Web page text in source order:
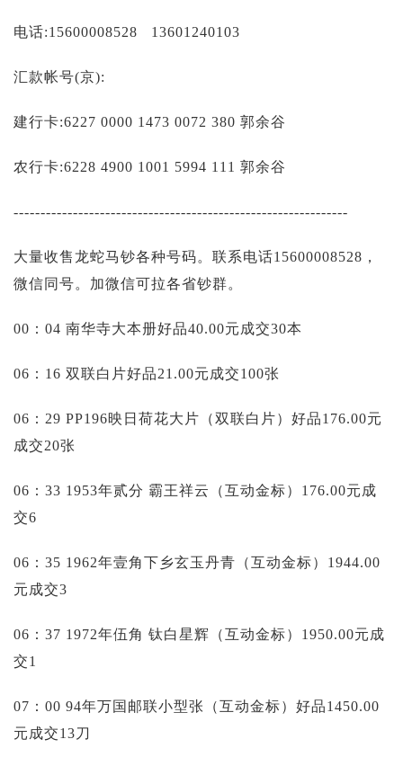
电话:15600008528 13601240103
汇款帐号(京):
建行卡:6227 0000 1473 0072 380 郭余谷
农行卡:6228 4900 1001 5994 111 郭余谷
--------------------------------------------------------------
大量收售龙蛇马钞各种号码。联系电话15600008528，
微信同号。加微信可拉各省钞群。
00：04 南华寺大本册好品40.00元成交30本
06：16 双联白片好品21.00元成交100张
06：29 PP196映日荷花大片（双联白片）好品176.00元
成交20张
06：33 1953年贰分 霸王祥云（互动金标）176.00元成
交6
06：35 1962年壹角下乡玄玉丹青（互动金标）1944.00
元成交3
06：37 1972年伍角 钛白星辉（互动金标）1950.00元成
交1
07：00 94年万国邮联小型张（互动金标）好品1450.00
元成交13刀